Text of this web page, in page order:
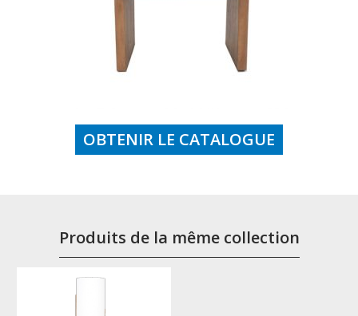
OBTENIR LE CATALOGUE
Produits de la même collection